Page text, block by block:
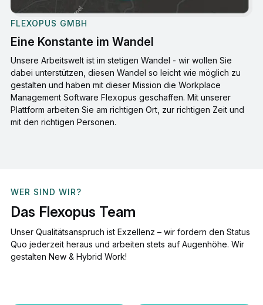
FLEXOPUS GMBH
Eine Konstante im Wandel
Unsere Arbeitswelt ist im stetigen Wandel - wir wollen Sie
dabei unterstützen, diesen Wandel so leicht wie möglich zu
gestalten und haben mit dieser Mission die Workplace
Management Software Flexopus geschaffen. Mit unserer
Plattform arbeiten Sie am richtigen Ort, zur richtigen Zeit und
mit den richtigen Personen.
WER SIND WIR?
Das Flexopus Team
Unser Qualitätsanspruch ist Exzellenz – wir fordern den Status
Quo jederzeit heraus und arbeiten stets auf Augenhöhe. Wir
gestalten New & Hybrid Work!